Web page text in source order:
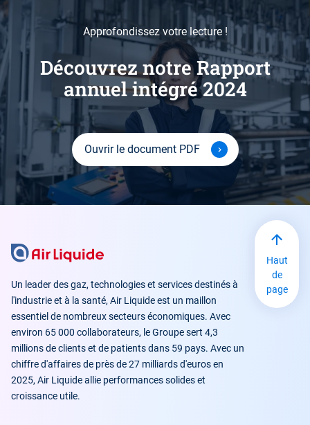
Approfondissez votre lecture !
Découvrez notre Rapport
annuel intégré 2024
Ouvrir le document PDF
Un leader des gaz, technologies et services destinés à
l'industrie et à la santé, Air Liquide est un maillon
essentiel de nombreux secteurs économiques. Avec
environ 65 000 collaborateurs, le Groupe sert 4,3
millions de clients et de patients dans 59 pays. Avec un
chiffre d'affaires de près de 27 milliards d'euros en
2025, Air Liquide allie performances solides et
croissance utile.
Haut
de
page